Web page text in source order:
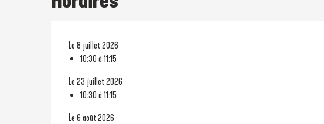
Le 8 juillet 2026
10:30 à 11:15
Le 23 juillet 2026
10:30 à 11:15
Le 6 août 2026